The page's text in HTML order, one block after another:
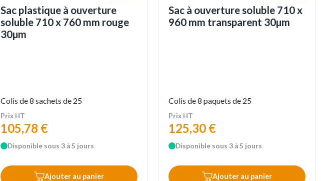
Sac plastique à ouverture
soluble 710 x 760 mm rouge
30µm
Colis de 8 sachets de 25
Prix HT
105,78 €
Disponible sous 3 à 5 jours
Ajouter au panier
Sac à ouverture soluble 710 x
960 mm transparent 30µm
Colis de 8 paquets de 25
Prix HT
125,30 €
Disponible sous 3 à 5 jours
Ajouter au panier